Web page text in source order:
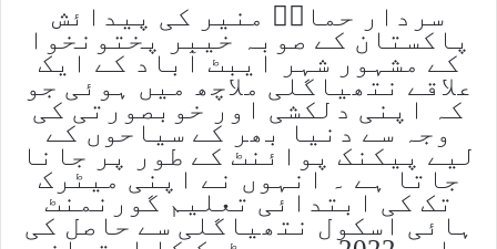
سردار حمادؔ منیر کی پیدائش
پاکستان کے صوبہ خیبر پختونخوا
کے مشہور شہر ایبٹ آباد کے ایک
علاقے نتھیاگلی ملاچھ میں ہوئی جو
کہ اپنی دلکشی اور خوبصورتی کی
وجہ سے دنیا بھر کے سیاحوں کے
لیے پیکنک پوائنٹ کے طور پر جانا
جاتا ہے ۔ انہوں نے اپنی میٹرک
تک کی ابتدائی تعلیم گورنمنٹ
ہائی اسکول نتھیاگلی سے حاصل کی